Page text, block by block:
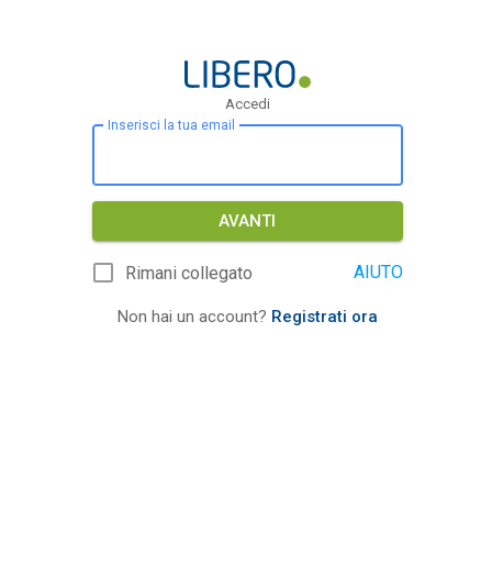
Accedi
Inserisci la tua email
AVANTI
Rimani collegato AIUTO
Non hai un account? Registrati ora